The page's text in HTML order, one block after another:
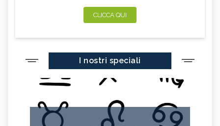
CLICCA QUI
I nostri speciali